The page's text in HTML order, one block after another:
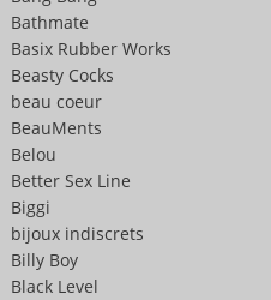
Bathmate
Basix Rubber Works
Beasty Cocks
beau coeur
BeauMents
Belou
Better Sex Line
Biggi
bijoux indiscrets
Billy Boy
Black Level